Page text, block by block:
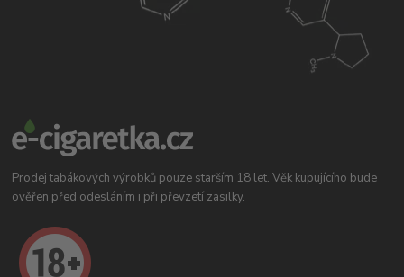
Prodej tabákových výrobků pouze starším 18 let. Věk kupujícího bude
ověřen před odesláním i při převzetí zasilky.